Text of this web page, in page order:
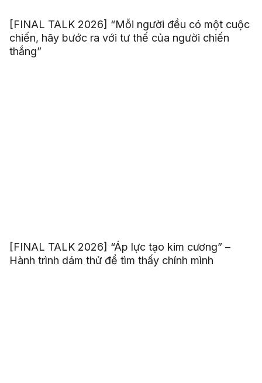
[FINAL TALK 2026] “Mỗi người đều có một cuộc
chiến, hãy bước ra với tư thế của người chiến
thắng”
[FINAL TALK 2026] “Áp lực tạo kim cương” –
Hành trình dám thử để tìm thấy chính mình